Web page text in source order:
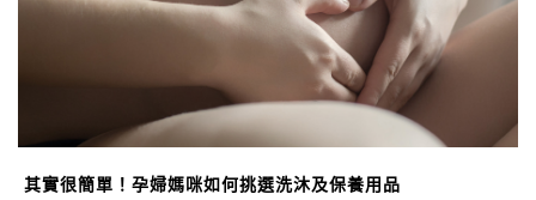
其實很簡單！孕婦媽咪如何挑選洗沐及保養用品